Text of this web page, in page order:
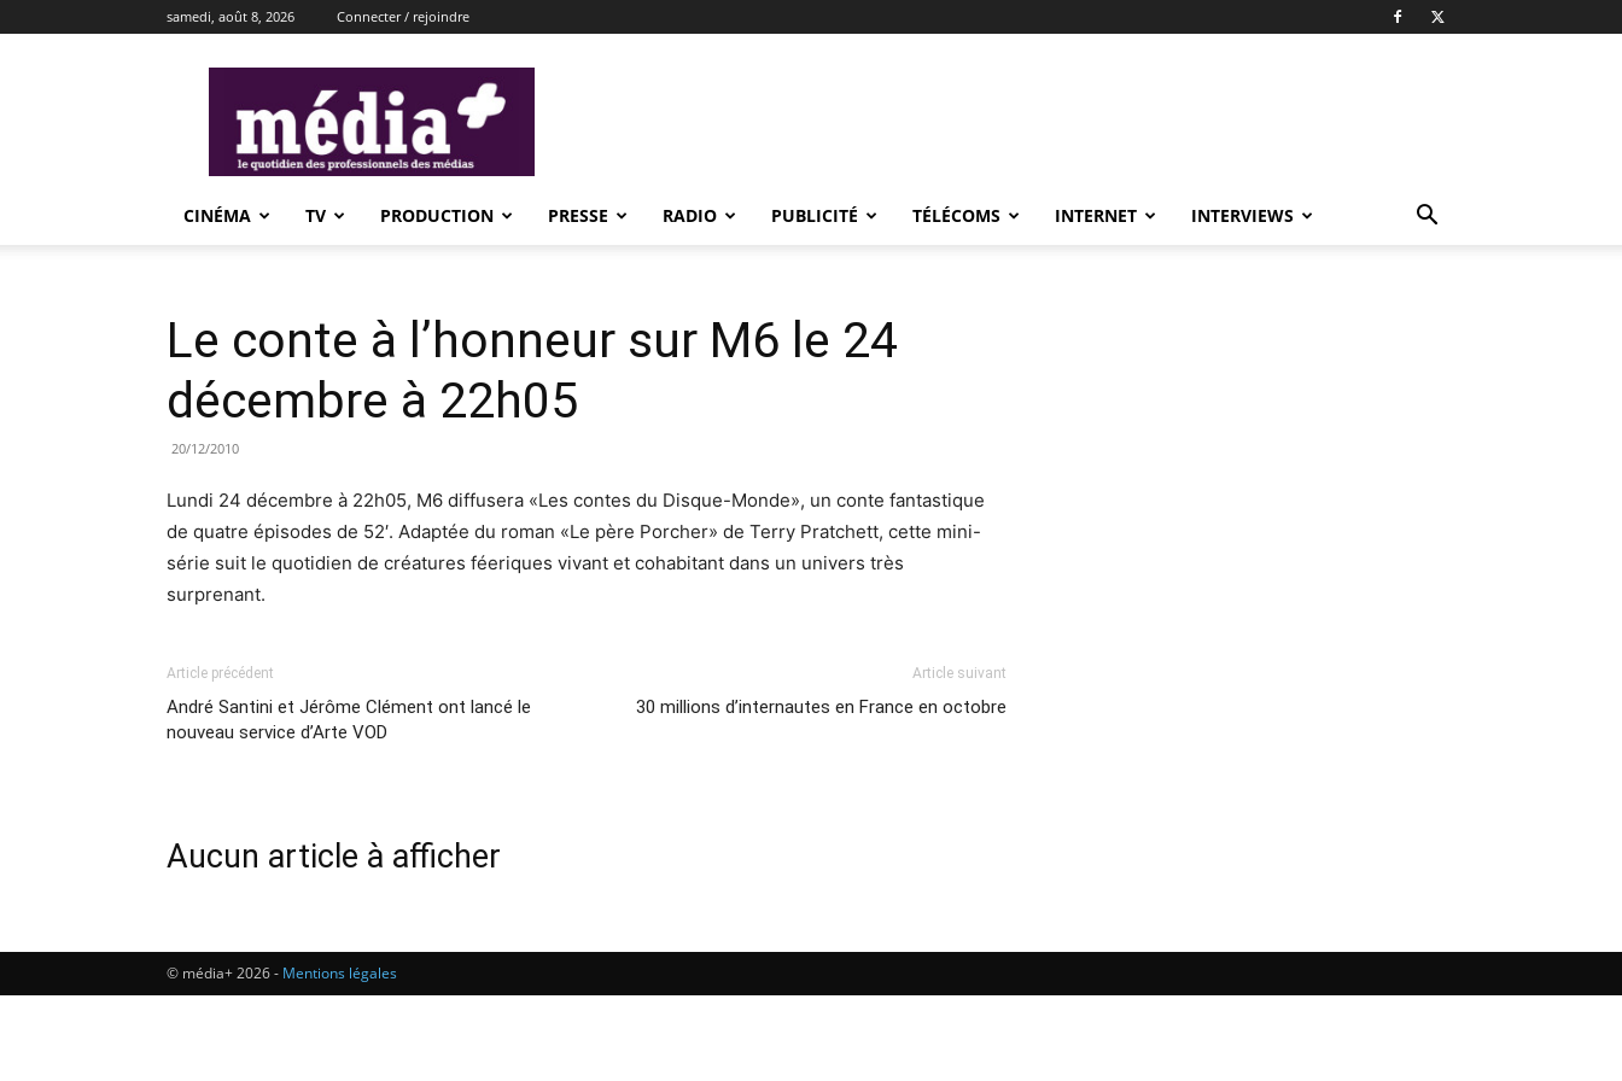
samedi, août 8, 2026 Connecter / rejoindre
CINÉMA TV PRODUCTION PRESSE RADIO PUBLICITÉ TÉLÉCOMS INTERNET INTERVIEWS
Le conte à l’honneur sur M6 le 24
décembre à 22h05
20/12/2010
Lundi 24 décembre à 22h05, M6 diffusera «Les contes du Disque-Monde», un conte fantastique
de quatre épisodes de 52′. Adaptée du roman «Le père Porcher» de Terry Pratchett, cette mini-
série suit le quotidien de créatures féeriques vivant et cohabitant dans un univers très
surprenant.
Article précédent
André Santini et Jérôme Clément ont lancé le
nouveau service d’Arte VOD
Article suivant
30 millions d’internautes en France en octobre
Aucun article à afficher
© média+ 2026 - Mentions légales